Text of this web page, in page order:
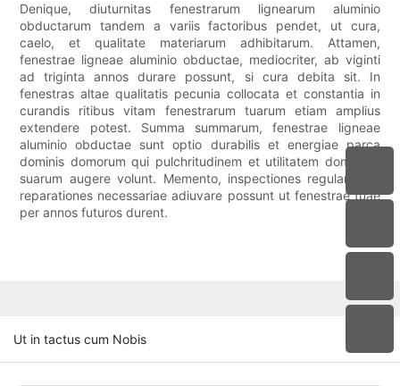
Denique, diuturnitas fenestrarum lignearum aluminio
obductarum tandem a variis factoribus pendet, ut cura,
caelo, et qualitate materiarum adhibitarum. Attamen,
fenestrae ligneae aluminio obductae, mediocriter, ab viginti
ad triginta annos durare possunt, si cura debita sit. In
fenestras altae qualitatis pecunia collocata et constantia in
curandis ritibus vitam fenestrarum tuarum etiam amplius
extendere potest. Summa summarum, fenestrae ligneae
aluminio obductae sunt optio durabilis et energiae parca
dominis domorum qui pulchritudinem et utilitatem domorum
suarum augere volunt. Memento, inspectiones regulares et
reparationes necessariae adiuvare possunt ut fenestrae tuae
per annos futuros durent.
Ut in tactus cum Nobis